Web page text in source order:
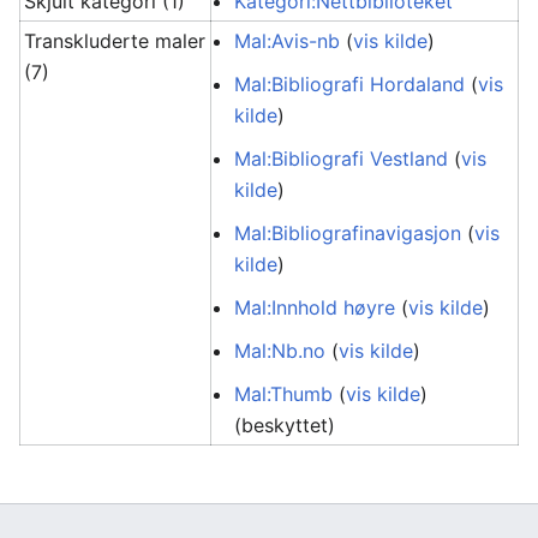
Transkluderte maler
(7)
Mal:Avis-nb (vis kilde)
Mal:Bibliografi Hordaland (vis
kilde)
Mal:Bibliografi Vestland (vis
kilde)
Mal:Bibliografinavigasjon (vis
kilde)
Mal:Innhold høyre (vis kilde)
Mal:Nb.no (vis kilde)
Mal:Thumb (vis kilde)
(beskyttet)